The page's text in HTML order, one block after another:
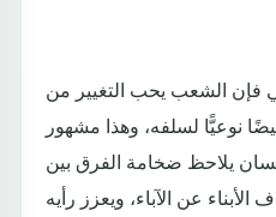
فإن الشعب يحب التغيير من
نوعيًّا لسلفه، وهذا مشهور
يلاحظ ضخامة الفرق بين
عن الآباء، ويعزز رأيه